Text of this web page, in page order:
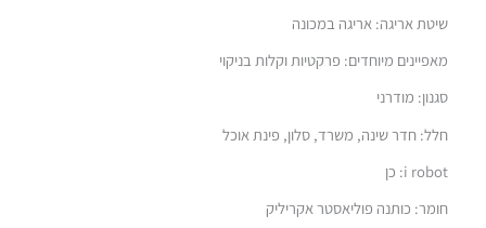
שיטת אריגה: אריגה במכונה
מאפיינים מיוחדים: פרקטיות וקלות בניקוי
סגנון: מודרני
חלל: חדר שינה, משרד, סלון, פינת אוכל
i robot: כן
חומר: כותנה פוליאסטר אקריליק